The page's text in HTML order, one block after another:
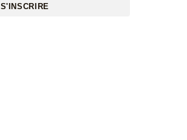
S'INSCRIRE